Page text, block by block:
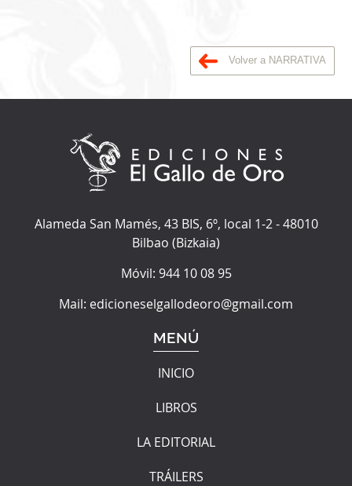
Volver a NARRATIVA
Alameda San Mamés, 43 BIS, 6º, local 1-2-48010
Bilbao (Bizkaia)
Móvil: 944 10 08 95
Mail: edicioneselgallodeoro@gmail.com
MENÚ
INICIO
LIBROS
LA EDITORIAL
TRÁILERS